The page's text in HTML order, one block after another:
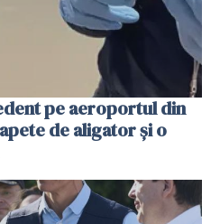
pe aeroportul din
de aligator și o